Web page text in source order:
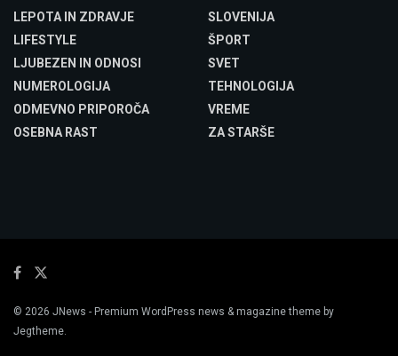
LEPOTA IN ZDRAVJE
LIFESTYLE
LJUBEZEN IN ODNOSI
NUMEROLOGIJA
ODMEVNO PRIPOROČA
OSEBNA RAST
SLOVENIJA
ŠPORT
SVET
TEHNOLOGIJA
VREME
ZA STARŠE
© 2026 JNews - Premium WordPress news & magazine theme by
Jegtheme.